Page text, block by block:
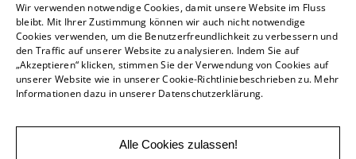
Wir verwenden notwendige Cookies, damit unsere Website im Fluss
bleibt. Mit Ihrer Zustimmung können wir auch nicht notwendige
Cookies verwenden, um die Benutzerfreundlichkeit zu verbessern und
den Traffic auf unserer Website zu analysieren. Indem Sie auf
„Akzeptieren“ klicken, stimmen Sie der Verwendung von Cookies auf
unserer Website wie in unserer Cookie-Richtliniebeschrieben zu. Mehr
Informationen dazu in unserer Datenschutzerklärung.
Alle Cookies zulassen!
Taijiquan & Qigong Journal
DAOCONCEPTS Verlag
Versand & Lieferung
Zahlungsweisen